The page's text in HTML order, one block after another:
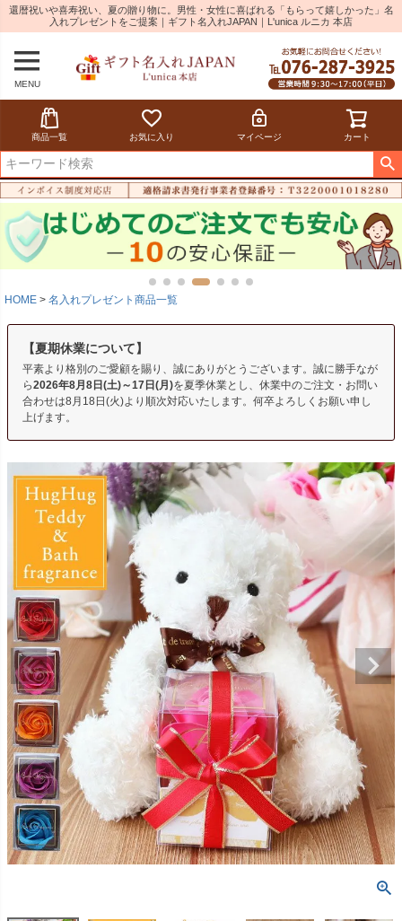
還暦祝いや喜寿祝い、夏の贈り物に。男性・女性に喜ばれる「もらって嬉しかった」名
入れプレゼントをご提案｜ギフト名入れJAPAN｜L'unica ルニカ 本店
MENU
商品一覧 お気に入り マイページ カート
HOME 名入れプレゼント商品一覧
【夏期休業について】
平素より格別のご愛顧を賜り、誠にありがとうございます。誠に勝手なが
ら2026年8月8日(土)～17日(月)を夏季休業とし、休業中のご注文・お問い
合わせは8月18日(火)より順次対応いたします。何卒よろしくお願い申し
上げます。